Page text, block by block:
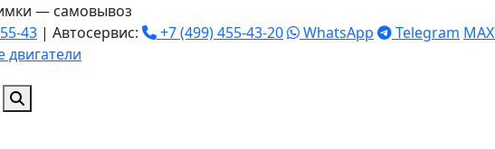
— самовывоз
43 | Автосервис: +7 (499) 455-43-20 WhatsApp Telegram MAX
двигатели